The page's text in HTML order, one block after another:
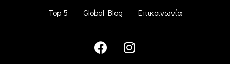
Top 5 Global Blog Επικοινωνία